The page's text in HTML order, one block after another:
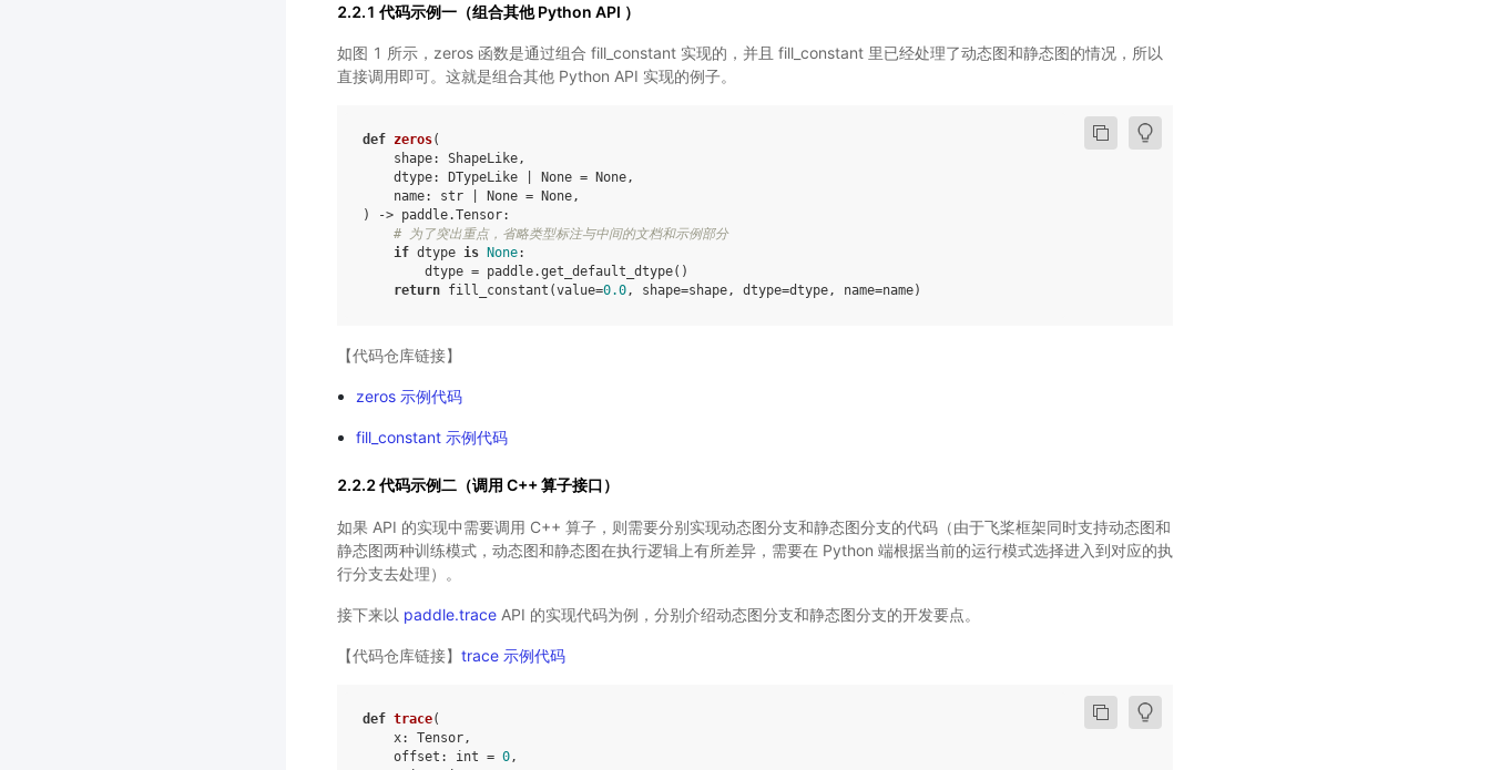
2.2.1 代码示例一（组合其他 Python API ）
如图 1 所示，zeros 函数是通过组合 fill_constant 实现的，并且 fill_constant 里已经处理了动态图和静态图的情况，所以
直接调用即可。这就是组合其他 Python API 实现的例子。
def zeros(
shape: ShapeLike,
dtype: DTypeLike None = None,
name: str None = None,
)
-> paddle.Tensor:
# 为了突出重点，省略类型标注与中间的文档和示例部分
if dtype is None:
dtype = paddle.get_default_dtype()
return fill_constant (value=0.0, shape=shape, dtype=dtype, name=name)
【代码仓库链接】
zeros 示例代码
fill_constant 示例代码
2.2.2 代码示例二（调用 C++ 算子接口）
如果 API 的实现中需要调用 C++ 算子，则需要分别实现动态图分支和静态图分支的代码（由于飞桨框架同时支持动态图和
静态图两种训练模式，动态图和静态图在执行逻辑上有所差异，需要在 Python 端根据当前的运行模式选择进入到对应的执
行分支去处理）。
接下来以 paddle.trace API 的实现代码为例，分别介绍动态图分支和静态图分支的开发要点。
【代码仓库链接】 trace 示例代码
def trace(
x: Tensor,
offset : int = 0,